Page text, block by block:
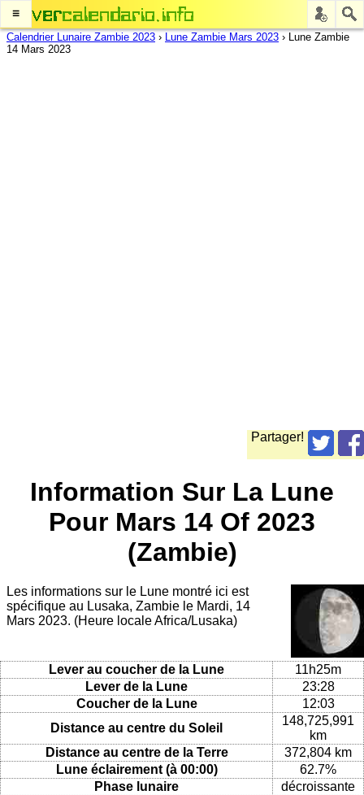
≡
Calendrier Lunaire Zambie 2023 › Lune Zambie Mars 2023 › Lune Zambie
14 Mars 2023
Partager!
Information Sur La Lune
Pour Mars 14 Of 2023
(Zambie)
Les informations sur le Lune montré ici est
spécifique au Lusaka, Zambie le Mardi, 14
Mars 2023. (Heure locale Africa/Lusaka)
Lever au coucher de la Lune
11h25m
Lever de la Lune
23:28
Coucher de la Lune
12:03
Distance au centre du Soleil
148,725,991
km
Distance au centre de la Terre
372,804 km
Lune éclairement (à 00:00)
62.7%
Phase lunaire
décroissante